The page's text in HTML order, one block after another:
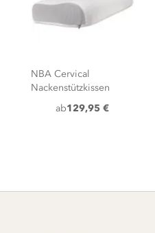
NBA Cervical
Nackenstützkissen
ab129,95 €